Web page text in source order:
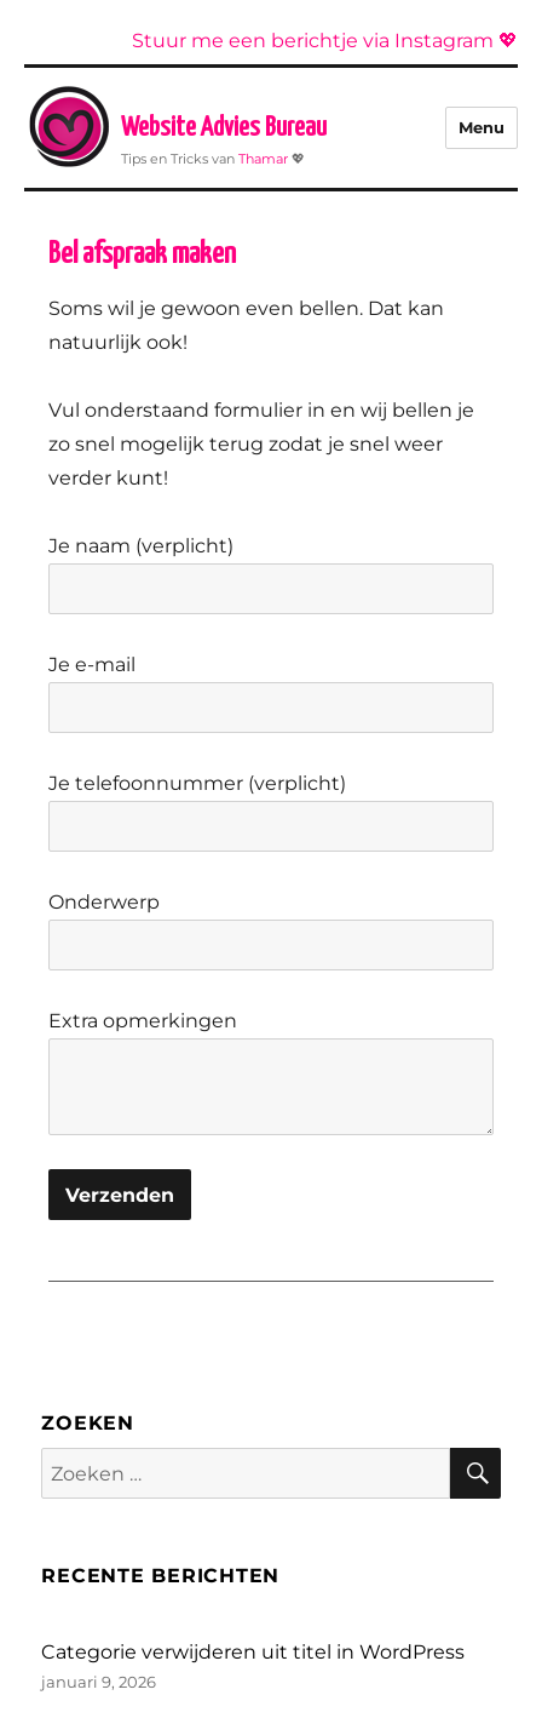
Stuur me een berichtje via Instagram 💖
Website Advies Bureau
Tips en Tricks vanThamar 💖
Menu
Bel afspraak maken
Soms wil je gewoon even bellen. Dat kan
natuurlijk ook!
Vul onderstaand formulier in en wij bellen je
zo snel mogelijk terug zodat je snel weer
verder kunt!
Je naam (verplicht)
Je e-mail
Je telefoonnummer (verplicht)
Onderwerp
Extra opmerkingen
ZOEKEN
Zoeken
naar:
RECENTE BERICHTEN
Categorie verwijderen uit titel in WordPress
januari 9, 2026